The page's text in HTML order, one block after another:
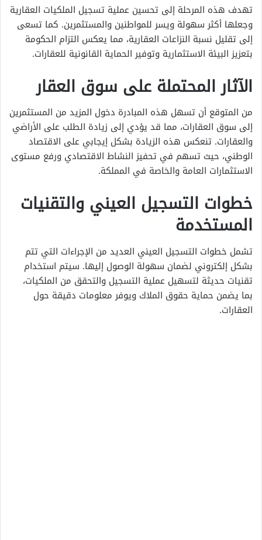
تهدف هذه المرحلة إلى تحسين عملية تسجيل الملكيات العقارية
وجعلها أكثر سهولة ويسر للمواطنين والمستثمرين. كما تسعى
إلى تقليل نسبة النزاعات العقارية، مما يعكس التزام الحكومة
بتعزيز البيئة الاستثمارية وتوفير الحماية القانونية للعقارات.
الآثار المحتملة على سوق العقار
من المتوقع أن تسهل هذه المبادرة دخول المزيد من المستثمرين
إلى سوق العقارات، مما قد يؤدي إلى زيادة الطلب على الأراضي
والعقارات. تنعكس هذه الزيادة بشكل إيجابي على الاقتصاد
الوطني، حيث تسهم في تحفيز النشاط الاقتصادي ورفع مستوى
الاستثمارات العامة والخاصة في المملكة.
خطوات التسجيل العيني والتقنيات
المستخدمة
تشمل خطوات التسجيل العيني العديد من الإجراءات التي تتم
بشكل إلكتروني لضمان سهولة الوصول إليها. سيتم استخدام
تقنيات حديثة لتسهيل عملية التسجيل والتحقق من الملكيات،
بما يضمن حماية حقوق الملاك ويوفر معلومات دقيقة حول
العقارات.